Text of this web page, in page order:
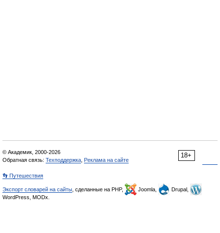
18+
© Академик, 2000-2026
Обратная связь: Техподдержка Реклама на сайте
👣 Путешествия
Экспорт словарей на сайты , сделанные на PHP, Joomla,
Drupal,
WordPress, MODx.